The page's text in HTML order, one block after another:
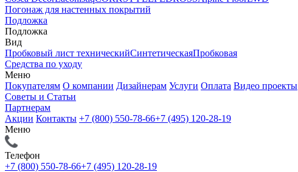
Погонаж для настенных покрытий
Подложка
Подложка
Вид
Пробковый лист техническийСинтетическаяПробковая
Средства по уходу
Меню
Покупателям О компании Дизайнерам Услуги Оплата Видео проекты
Советы и Статьи
Партнерам
Акции Контакты +7 (800) 550-78-66+7 (495) 120-28-19
Меню
Телефон
+7 (800) 550-78-66+7 (495) 120-28-19